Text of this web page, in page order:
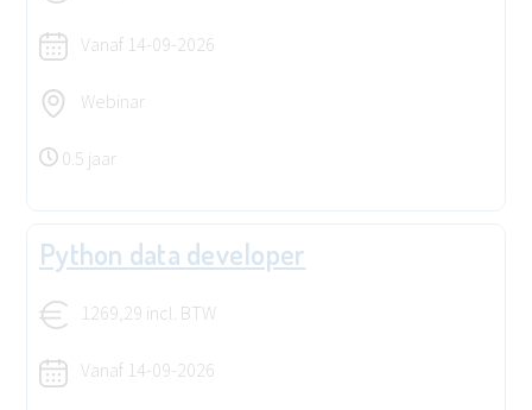
Vanaf 14-09-2026
Webinar
0.5 jaar
Python data developer
1269,29 incl. BTW
Vanaf 14-09-2026